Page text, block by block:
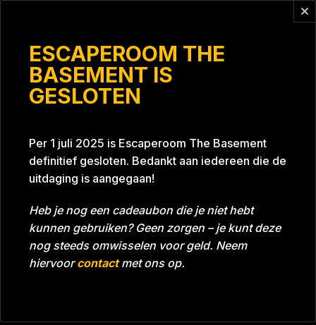
ESCAPEROOM THE
BASEMENT IS
GESLOTEN
Per 1 juli 2025 is Escaperoom The Basement
definitief gesloten. Bedankt aan iedereen die de
uitdaging is aangegaan!
Heb je nog een cadeaubon die je niet hebt
kunnen gebruiken? Geen zorgen – je kunt deze
nog steeds omwisselen voor geld. Neem
hiervoorcontactmet ons op.
Tijd Bijna gehaald Datum 04-02-2023
Room Project Blue 26A8